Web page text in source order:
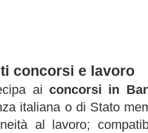
concorsi e lavoro
ai concorsi in
italiana o di Stato
al lavoro;